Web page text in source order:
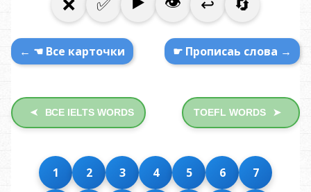
← ☚ Все карточки ☛ Прописаь слова →
➤ ВСЕ IELTS WORDS TOEFL WORDS ➤
1 2 3 4 5 6 7